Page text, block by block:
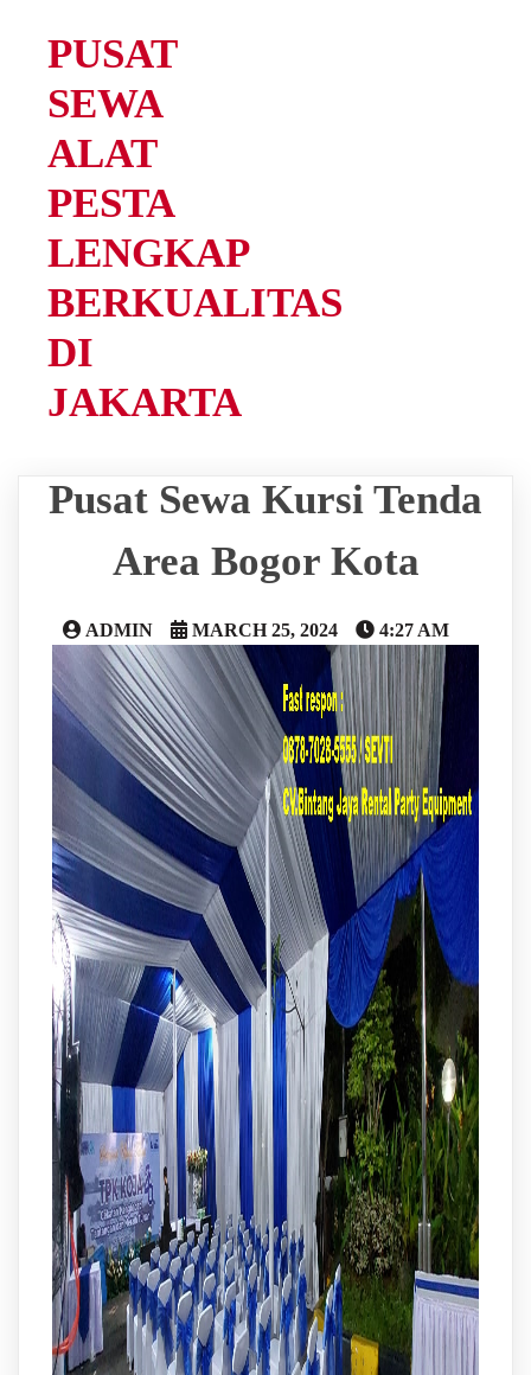
PUSAT
SEWA
ALAT
PESTA
LENGKAP
BERKUALITAS
DI
JAKARTA
Pusat Sewa Kursi Tenda
Area Bogor Kota
ADMIN MARCH 25, 2024 4:27 AM